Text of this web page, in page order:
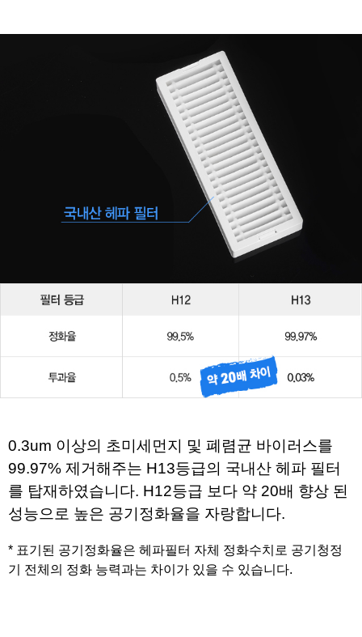
0.3um 이상의 초미세먼지 및 폐렴균 바이러스를
99.97% 제거해주는 H13등급의 국내산 헤파 필터
를 탑재하였습니다. H12등급 보다 약 20배 향상 된
성능으로 높은 공기정화율을 자랑합니다.
* 표기된 공기정화율은 헤파필터 자체 정화수치로 공기청정
기 전체의 정화 능력과는 차이가 있을 수 있습니다.